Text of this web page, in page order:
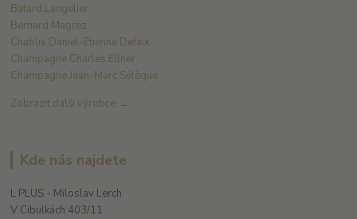
Batard Langelier
Bernard Magrez
Chablis Daniel-Etienne Defaix
Champagne Charles Ellner
Champagne Jean-Marc Sélèque
Zobrazit další výrobce →
Kde nás najdete
L PLUS - Miloslav Lerch
V Cibulkách 403/11